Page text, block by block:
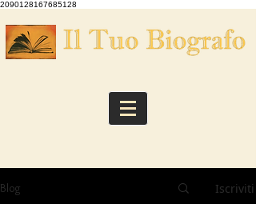
2090128167685128
Blog Iscriviti